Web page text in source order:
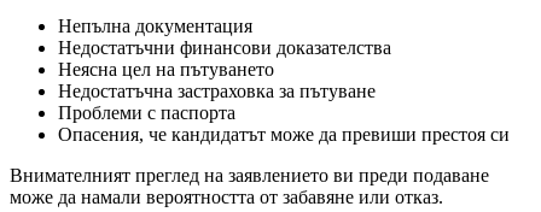
Непълна документация
Недостатъчни финансови доказателства
Неясна цел на пътуването
Недостатъчна застраховка за пътуване
Проблеми с паспорта
Опасения, че кандидатът може да превиши престоя си
Внимателният преглед на заявлението ви преди подаване
може да намали вероятността от забавяне или отказ.